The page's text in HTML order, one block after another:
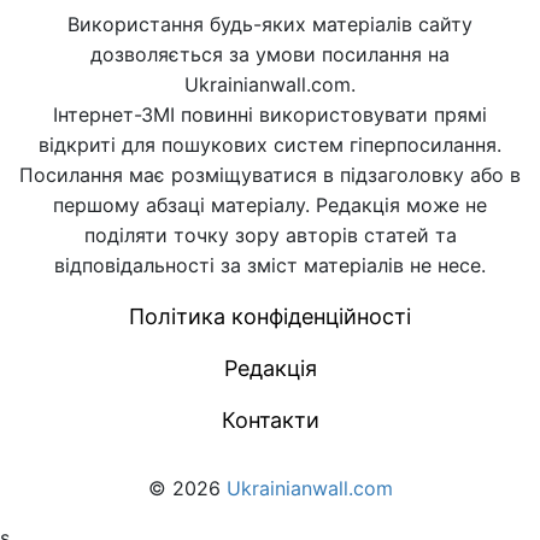
Використання будь-яких матеріалів сайту
дозволяється за умови посилання на
Ukrainianwall.com.
Інтернет-ЗМІ повинні використовувати прямі
відкриті для пошукових систем гіперпосилання.
Посилання має розміщуватися в підзаголовку або в
першому абзаці матеріалу. Редакція може не
поділяти точку зору авторів статей та
відповідальності за зміст матеріалів не несе.
Політика конфіденційності
Редакція
Контакти
© 2026 Ukrainianwall.com